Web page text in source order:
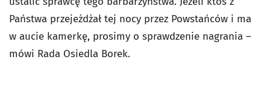
Państwa przejeżdżał tej nocy przez Powstańców i ma
w aucie kamerkę, prosimy o sprawdzenie nagrania –
mówi Rada Osiedla Borek.